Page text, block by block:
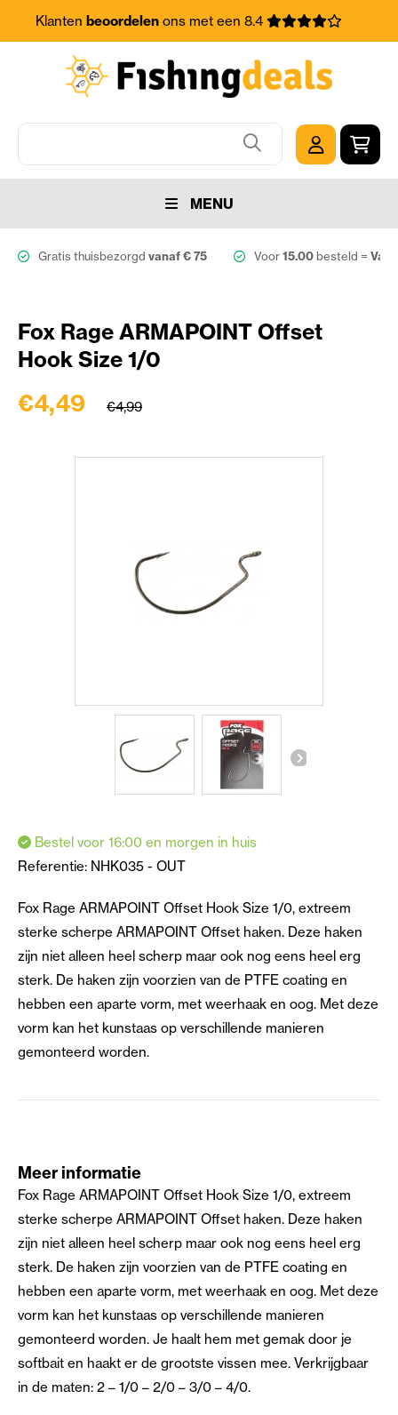
Klanten beoordelenons met een 8.4
MENU
Gratis thuisbezorgd vanaf € 75 Voor15.00besteld =
Fox Rage ARMAPOINT Offset
Hook Size 1/0
€4,49 €4,99
Bestel voor 16:00 en morgen in huis
Referentie: NHK035 - OUT
Fox Rage ARMAPOINT Offset Hook Size 1/0, extreem
sterke scherpe ARMAPOINT Offset haken. Deze haken
zijn niet alleen heel scherp maar ook nog eens heel erg
sterk. De haken zijn voorzien van de PTFE coating en
hebben een aparte vorm, met weerhaak en oog. Met deze
vorm kan het kunstaas op verschillende manieren
gemonteerd worden.
Meer informatie
Fox Rage ARMAPOINT Offset Hook Size 1/0, extreem
sterke scherpe ARMAPOINT Offset haken. Deze haken
zijn niet alleen heel scherp maar ook nog eens heel erg
sterk. De haken zijn voorzien van de PTFE coating en
hebben een aparte vorm, met weerhaak en oog. Met deze
vorm kan het kunstaas op verschillende manieren
gemonteerd worden. Je haalt hem met gemak door je
softbait en haakt er de grootste vissen mee. Verkrijgbaar
in de maten: 2 – 1/0 – 2/0 – 3/0 – 4/0.